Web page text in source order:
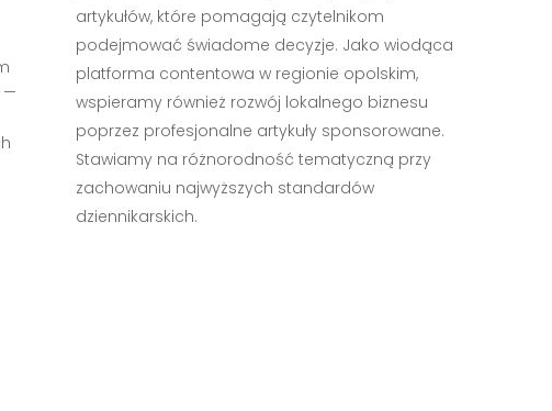
—
artykułów, które pomagają czytelnikom
podejmować świadome decyzje. Jako wiodąca
platforma contentowa w regionie opolskim,
wspieramy również rozwój lokalnego biznesu
poprzez profesjonalne artykuły sponsorowane.
Stawiamy na różnorodność tematyczną przy
zachowaniu najwyższych standardów
dziennikarskich.